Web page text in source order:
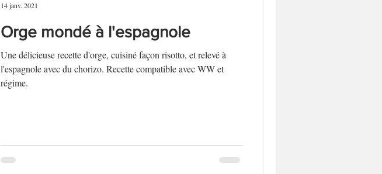
Orge mondé à l'espagnole
Une délicieuse recette d'orge, cuisiné façon risotto, et relevé à
l'espagnole avec du chorizo. Recette compatible avec WW et
régime.
14 janv. 2021